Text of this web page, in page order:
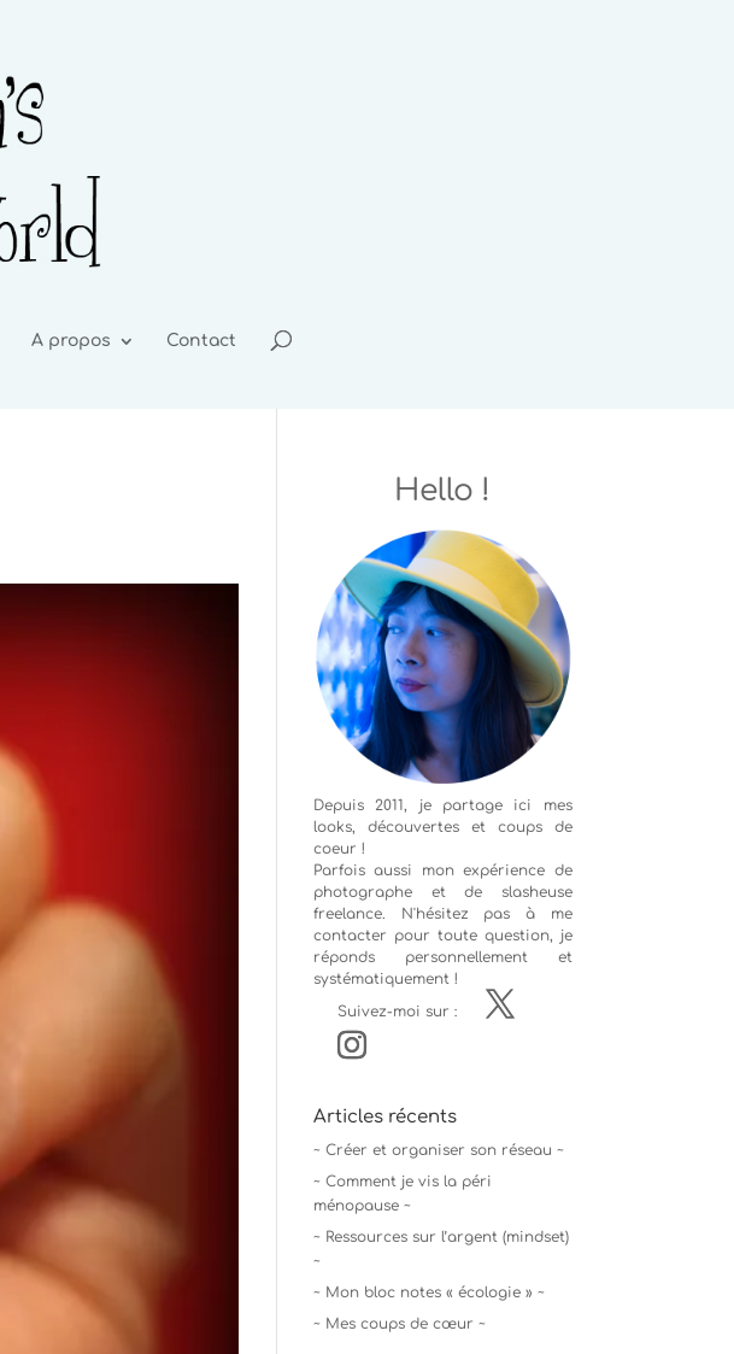
A propos Contact
Hello !
Depuis 2011, je partage ici mes
looks, découvertes et coups de
coeur !
Parfois aussi mon expérience de
photographeet de slasheuse
freelance. N'hésitez pas à me
contacter pour toute question, je
réponds personnellement et
systématiquement !
Suivez-moi sur :
Articles récents
~ Créer et organiser son réseau ~
~ Comment je vis la péri
ménopause ~
~ Ressources sur l’argent (mindset)
~
~ Mon bloc notes « écologie » ~
~ Mes coups de cœur ~